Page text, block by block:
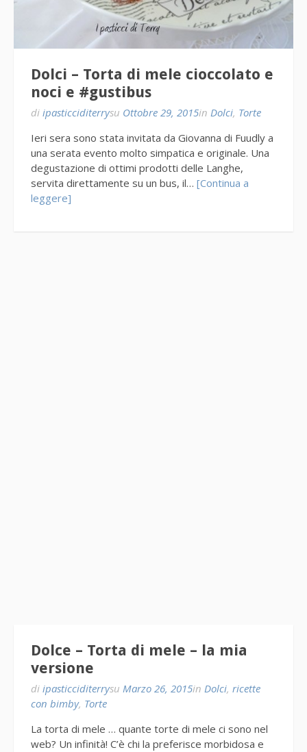
Dolci – Torta di mele cioccolato e
noci e #gustibus
di ipasticciditerrysu Ottobre 29, 2015in Dolci, Torte
Ieri sera sono stata invitata da Giovanna di Fuudly a
una serata evento molto simpatica e originale. Una
degustazione di ottimi prodotti delle Langhe,
servita direttamente su un bus, il… [Continua a
leggere]
Dolce – Torta di mele – la mia
versione
di ipasticciditerrysu Marzo 26, 2015in Dolci, ricette
con bimby, Torte
La torta di mele … quante torte di mele ci sono nel
web? Un infinità! C’è chi la preferisce morbidosa e